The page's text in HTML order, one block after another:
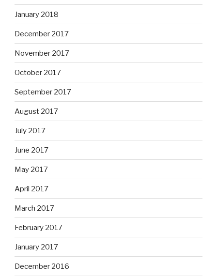
January 2018
December 2017
November 2017
October 2017
September 2017
August 2017
July 2017
June 2017
May 2017
April 2017
March 2017
February 2017
January 2017
December 2016